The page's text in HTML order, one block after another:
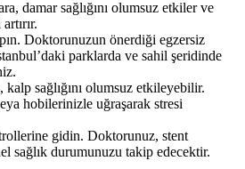
damar sağlığını olumsuz etkiler ve
Doktorunuzun önerdiği egzersiz
parklarda ve sahil şeridinde
kalp sağlığını olumsuz etkileyebilir.
hobilerinizle uğraşarak stresi
gidin. Doktorunuz, stent
sağlık durumunuzu takip edecektir.